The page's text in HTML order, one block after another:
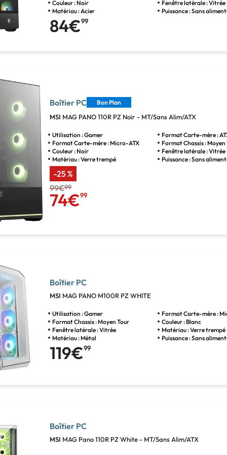
Couleur : Noir
Fenêtre latérale : Vitrée
Matériau : Acier
Puissance : Sans
84€99
Boîtier PC Bon Plan
MSI MAG PANO 110R PZ Noir - MT/Sans Alim/ATX
Utilisation : Gamer
Format Carte-mère :
Format Carte-mère : Micro-ATX
Format Chassis : Moyen
Couleur : Noir
Fenêtre latérale : Vitrée
Matériau : Verre trempé
Puissance : Sans
-25 %
99€99
74€99
Boîtier PC
MSI MAG PANO M100R PZ WHITE
Utilisation : Gamer
Format Carte-mère :
Format Chassis : Moyen Tour
Couleur : Blanc
Fenêtre latérale : Vitrée
Matériau : Verre trempé
Matériau : Métal
Puissance : Sans
119€99
Boîtier PC
MSI MAG Pano 110R PZ White - MT/Sans Alim/ATX